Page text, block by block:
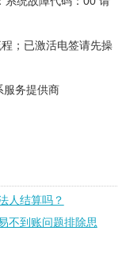
；已激活电签请先操
服务提供商
人结算吗？
不到账问题排除思